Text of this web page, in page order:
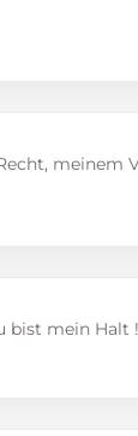
meinem
bist mein Halt !